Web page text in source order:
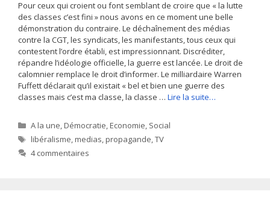
Pour ceux qui croient ou font semblant de croire que « la lutte
des classes c’est fini » nous avons en ce moment une belle
démonstration du contraire. Le déchaînement des médias
contre la CGT, les syndicats, les manifestants, tous ceux qui
contestent l’ordre établi, est impressionnant. Discréditer,
répandre l’idéologie officielle, la guerre est lancée. Le droit de
calomnier remplace le droit d’informer. Le milliardaire Warren
Fuffett déclarait qu’il existait « bel et bien une guerre des
classes mais c’est ma classe, la classe … Lire la suite…
Catégories
A la une,Démocratie,Economie, Social
Étiquettes
libéralisme,medias,propagande,TV
4 commentaires